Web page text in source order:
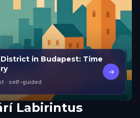
in Budapest: Time
· self-guided
→
Labirintus